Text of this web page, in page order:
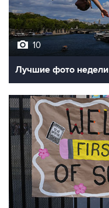
10
Лучшие фото недели